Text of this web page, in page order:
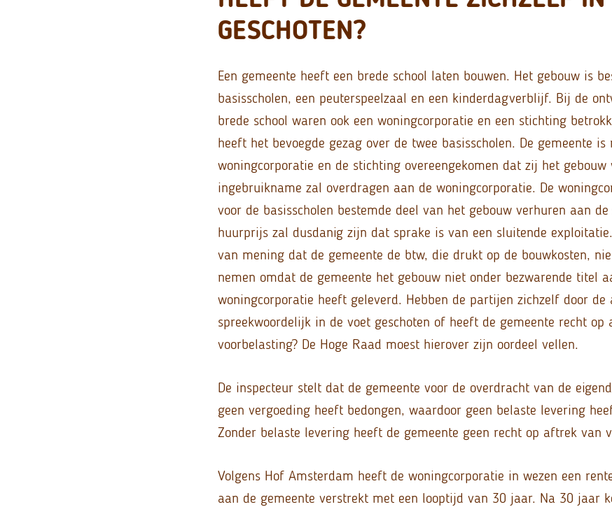
GESCHOTEN?
Een gemeente heeft een brede school laten bouwen. Het gebouw is
basisscholen, een peuterspeelzaal en een kinderdagverblijf. Bij de
brede school waren ook een woningcorporatie en een stichting
heeft het bevoegde gezag over de twee basisscholen. De gemeente is
woningcorporatie en de stichting overeengekomen dat zij het gebouw
ingebruikname zal overdragen aan de woningcorporatie. De
voor de basisscholen bestemde deel van het gebouw verhuren aan
huurprijs zal dusdanig zijn dat sprake is van een sluitende
van mening dat de gemeente de btw, die drukt op de bouwkosten,
nemen omdat de gemeente het gebouw niet onder bezwarende titel
woningcorporatie heeft geleverd. Hebben de partijen zichzelf door de
spreekwoordelijk in de voet geschoten of heeft de gemeente recht op
voorbelasting? De Hoge Raad moest hierover zijn oordeel vellen.
De inspecteur stelt dat de gemeente voor de overdracht van de
geen vergoeding heeft bedongen, waardoor geen belaste levering
Zonder belaste levering heeft de gemeente geen recht op aftrek van
Volgens Hof Amsterdam heeft de woningcorporatie in wezen een
aan de gemeente verstrekt met een looptijd van 30 jaar. Na 30 jaar